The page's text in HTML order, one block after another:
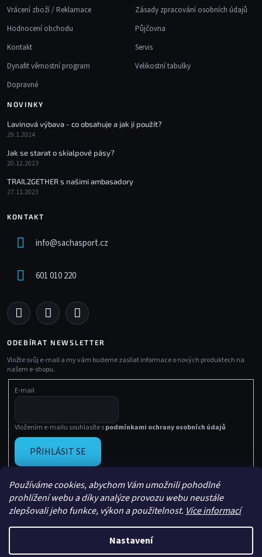
Používáme cookies, abychom Vám umožnili pohodlné
prohlížení webu a díky analýze provozu webu neustále
zlepšovali jeho funkce, výkon a použitelnost. Více informací
Nastavení
Vrácení zboží / Reklamace
Hodnocení obchodu
Kontakt
Dynafit věrnostní program
Dopravné
Zásady zpracování osobních údajů
Půjčovna
Servis
Velikostní tabulky
NOVINKY
Lavinová výbava - co obsahuje a jak ji použít?
29.1.2024
Jak se starat o skialpové pásy?
20.12.2023
TRAIL2GETHER s našimi ambasadory
27.11.2023
KONTAKT
info@sachasport.cz
601 010 220
ODEBÍRAT NEWSLETTER
Vložte svůj e-mail a my vám budeme zasílat informace o nových produktech na
našem e-shopu.
E-mail
Vložením e-mailu souhlasíte spodmínkami ochrany osobních údajů
PŘIHLÁSIT SE
Vytvořil Shoptet